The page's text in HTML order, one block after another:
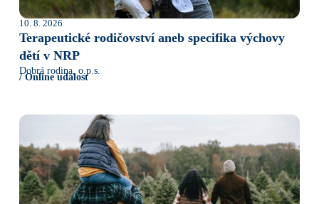
10. 8. 2026
Terapeutické rodičovství aneb specifika výchovy
dětí v NRP
Dobrá rodina, o.p.s.
/ Online událost